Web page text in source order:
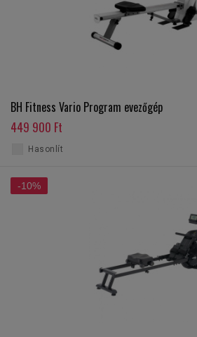
BH Fitness Vario Program evezőgép
449 900 Ft
Hasonlít
-10%